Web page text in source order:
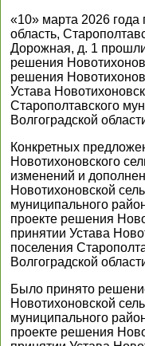
«10» марта 2026 года
область,
Дорожная, д. 1
решения
решения
Устава
Старополтавского
Волгоградской
Конкретных
Новотихоновского
изменений и
Новотихоновской
муниципального
проекте решения
принятии Устава
поселения
Волгоградской
Было принято
Новотихоновской
муниципального
проекте решения